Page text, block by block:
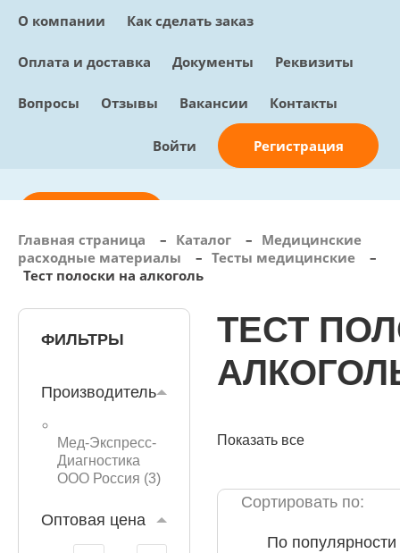
О компании Как сделать заказ
Оплата и доставка Документы Реквизиты
Вопросы Отзывы Вакансии Контакты
Войти Регистрация
info@sunmed.ru
+7 (495) 730-90-25
Перезвоните мне
0 позиций, 0 руб.
Главная страница – Каталог – Медицинские
расходные материалы
– Тесты медицинские
–
Тест полоски на алкоголь
ФИЛЬТРЫ
Производитель
Мед-Экспресс-
Диагностика
ООО Россия (3)
Оптовая цена
ТЕСТ
Показать все
Сортировать по:
По популярности